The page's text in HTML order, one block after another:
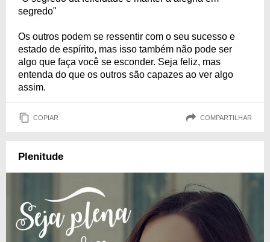
segredo"
Os outros podem se ressentir com o seu sucesso e
estado de espírito, mas isso também não pode ser
algo que faça você se esconder. Seja feliz, mas
entenda do que os outros são capazes ao ver algo
assim.
COPIAR COMPARTILHAR
Plenitude